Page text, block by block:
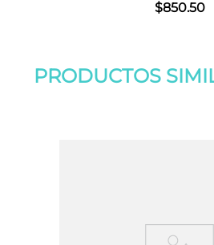
$850.50
PRODUCTOS